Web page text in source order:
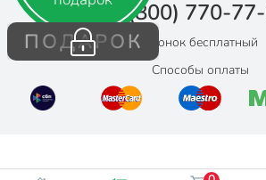
ПОДАРОК
8 (800) 770-
Звонок бесплатный
Способы оплаты